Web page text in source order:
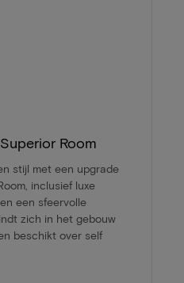
Room
stijl met een upgrade
inclusief luxe
een sfeervolle
zich in het gebouw
beschikt over self